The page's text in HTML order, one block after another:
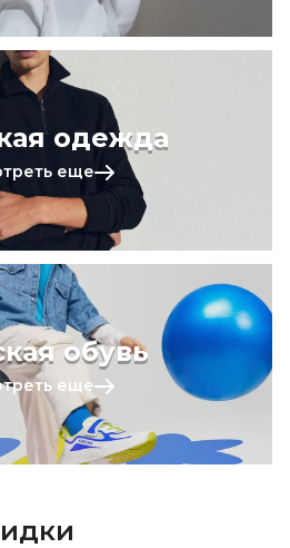
одежда
еще
обувь
еще